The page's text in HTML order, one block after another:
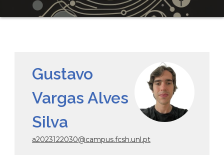
Gustavo
Vargas Alves
Silva
a2023122030@campus.fcsh.unl.pt